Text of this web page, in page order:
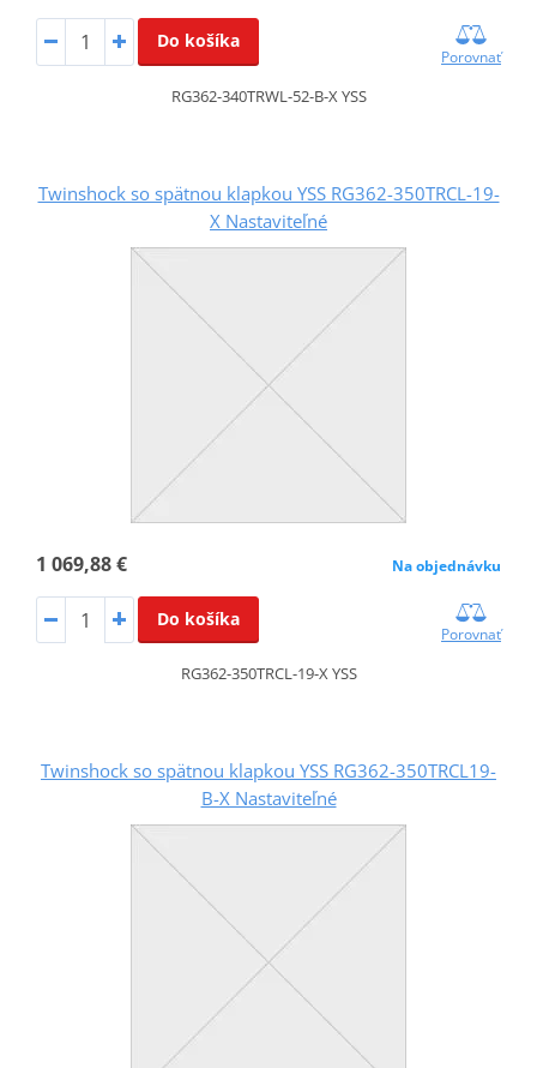
Do košíka
Porovnať
RG362-340TRWL-52-B-X YSS
Twinshock so spätnou klapkou YSS RG362-350TRCL-19-
X Nastaviteľné
1 069,88 € Na objednávku
Do košíka
Porovnať
RG362-350TRCL-19-X YSS
Twinshock so spätnou klapkou YSS RG362-350TRCL19-
B-X Nastaviteľné